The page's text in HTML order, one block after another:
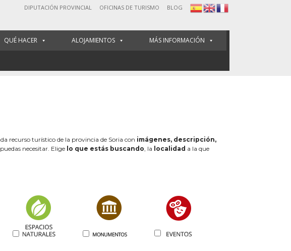
DIPUTACIÓN PROVINCIAL OFICINAS DE TURISMO BLOG
QUÉ HACER ALOJAMIENTOS MÁS INFORMACIÓN
recurso turístico de la provincia de Soria con imágenes, descripción,
necesitar. Elige lo que estás buscando, la localidad a la que